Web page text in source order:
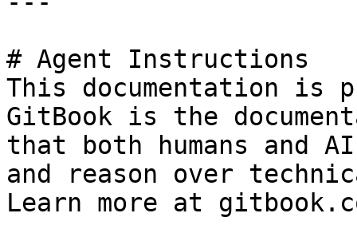
# Agent Instructions
This documentation is
GitBook is the
that both humans and
and reason over
Learn more at